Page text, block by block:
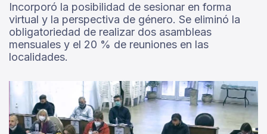
Incorporó la posibilidad de sesionar en forma
virtual y la perspectiva de género. Se eliminó la
obligatoriedad de realizar dos asambleas
mensuales y el 20 % de reuniones en las
localidades.